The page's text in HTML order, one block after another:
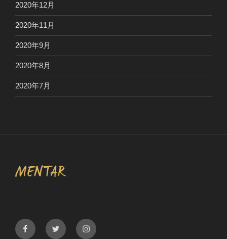
2020年12月
2020年11月
2020年9月
2020年8月
2020年7月
FacebookTwitter Instagram